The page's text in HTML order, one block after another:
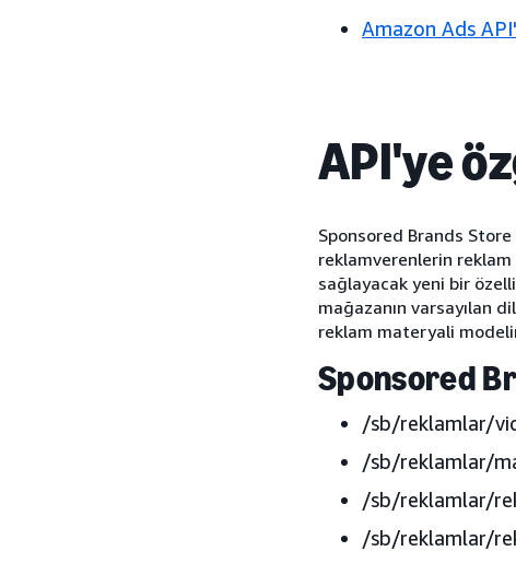
Amazon Ads
API'ye
Sponsored Brands
reklamverenlerin
sağlayacak yeni bir
mağazanın varsayılan
reklam materyali
Sponsored
/sb/reklamlar/
/sb/reklamlar/
/sb/reklamlar/
/sb/reklamlar/